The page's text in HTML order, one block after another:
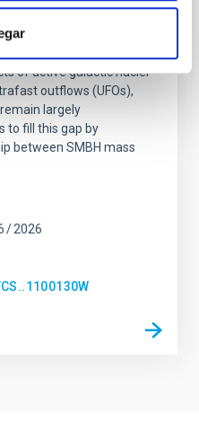
black hole
of active galactic nuclei
outflows (UFOs),
largely
to fill this gap by
between SMBH mass
2026